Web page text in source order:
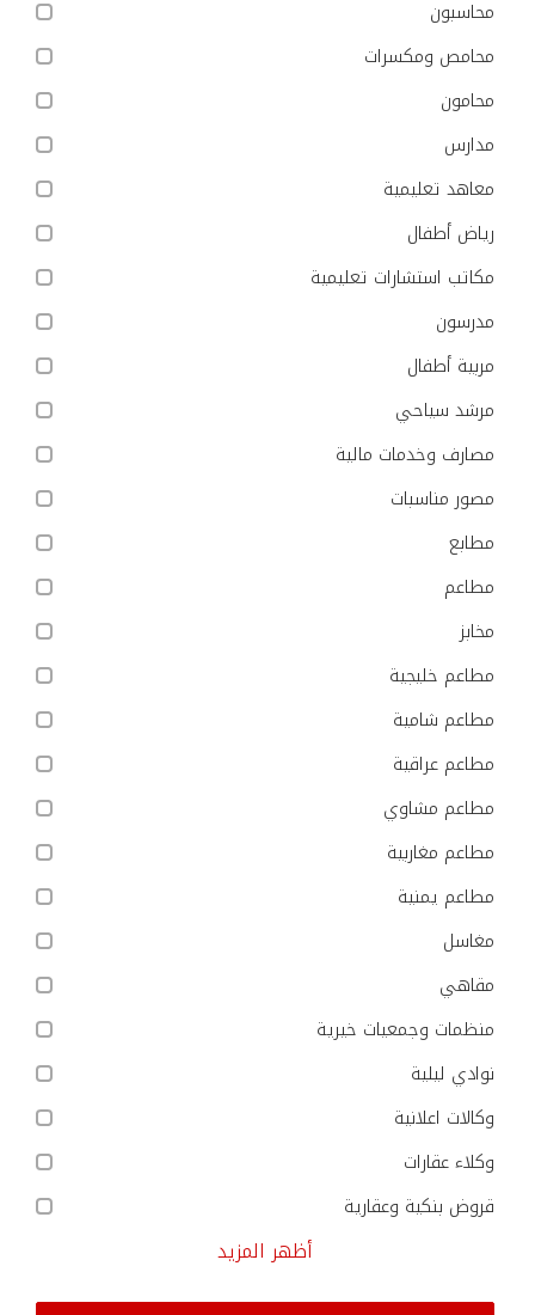
محاسبون
محامص ومكسرات
محامون
مدارس
معاهد تعليمية
رياض أطفال
مكاتب استشارات تعليمية
مدرسون
مربية أطفال
مرشد سياحي
مصارف وخدمات مالية
مصور مناسبات
مطابع
مطاعم
مخابز
مطاعم خليجية
مطاعم شامية
مطاعم عراقية
مطاعم مشاوي
مطاعم مغاربية
مطاعم يمنية
مغاسل
مقاهي
منظمات وجمعيات خيرية
نوادي ليلية
وكالات اعلانية
وكلاء عقارات
قروض بنكية وعقارية
أظهر المزيد